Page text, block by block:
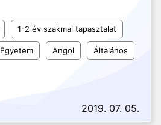
1-2 év szakmai tapasztalat
Egyetem Angol Általános
2019. 07. 05.